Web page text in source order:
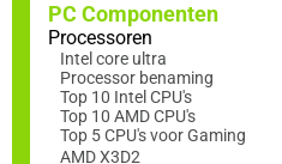
PC Componenten
Processoren
Intel core ultra
Processor benaming
Top 10 Intel CPU's
Top 10 AMD CPU's
Top 5 CPU's voor Gaming
AMD X3D2